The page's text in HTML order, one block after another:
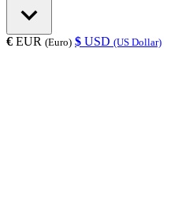
€ EUR (Euro) $ USD (US Dollar)